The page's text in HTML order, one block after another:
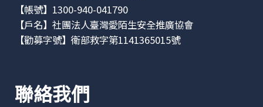
【帳號】1300-940-041790
【戶名】社團法人臺灣愛陌生安全推廣協會
【勸募字號】衛部救字第1141365015號
聯絡我們